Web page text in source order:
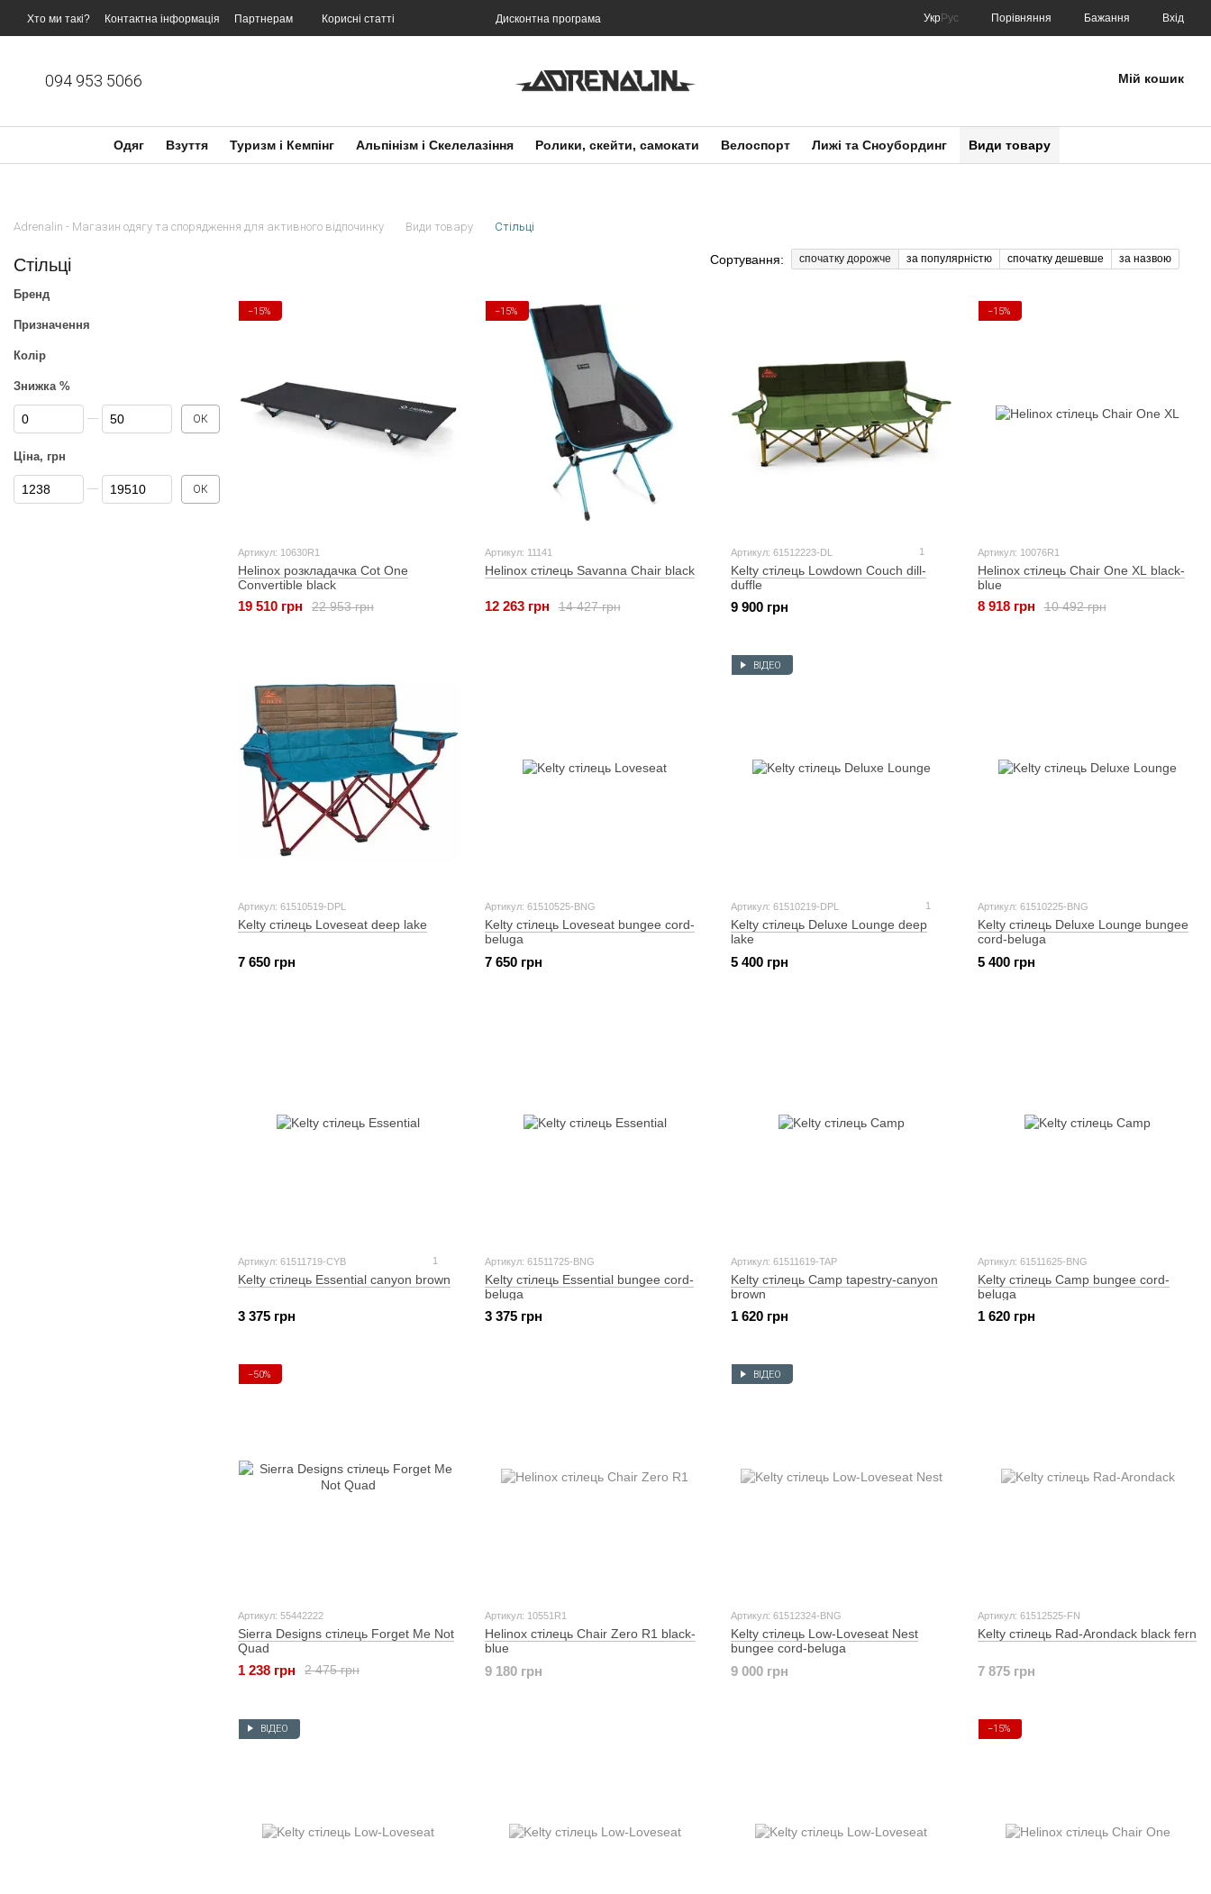
Перейти до основного контенту
Хто ми такі? Контактна інформація Партнерам Корисні статті Дисконтна програма УкрРус Порівняння Бажання Вхід
094 953 5066 Мій кошик
Одяг Взуття Туризм і Кемпінг Альпінізм і Скелелазіння Ролики, скейти, самокати Велоспорт Лижі та Сноубординг Види товару
Adrenalin - Магазин одягу та спорядження для активного відпочинку Види товару Стільці
Стільці Сортування: спочатку дорожче за популярністю спочатку дешевше за назвою
−15%
Артикул: 10630R1
Helinox розкладачка Cot One
Convertible black
22 953 грн
19 510 грн
−15%
Артикул: 11141
Helinox стілець Savanna Chair black
14 427 грн
12 263 грн
Артикул: 61512223-DL 1
Kelty стілець Lowdown Couch dill-
duffle
9 900 грн
−15%
Артикул: 10076R1
Helinox стілець Chair One XL black-
blue
10 492 грн
8 918 грн
Артикул: 61510519-DPL
Kelty стілець Loveseat deep lake
7 650 грн
Артикул: 61510525-BNG
Kelty стілець Loveseat bungee cord-
beluga
7 650 грн
ВІДЕО
Артикул: 61510219-DPL 1
Kelty стілець Deluxe Lounge deep
lake
5 400 грн
Артикул: 61510225-BNG
Kelty стілець Deluxe Lounge bungee
cord-beluga
5 400 грн
Артикул: 61511719-CYB 1
Kelty стілець Essential canyon brown
3 375 грн
Артикул: 61511725-BNG
Kelty стілець Essential bungee cord-
beluga
3 375 грн
Артикул: 61511619-TAP
Kelty стілець Camp tapestry-canyon
brown
1 620 грн
Артикул: 61511625-BNG
Kelty стілець Camp bungee cord-
beluga
1 620 грн
−50%
Артикул: 55442222
Sierra Designs стілець Forget Me Not
Quad
2 475 грн
1 238 грн
Артикул: 10551R1
Helinox стілець Chair Zero R1 black-
blue
9 180 грн
ВІДЕО
Артикул: 61512324-BNG
Kelty стілець Low-Loveseat Nest
bungee cord-beluga
9 000 грн
Артикул: 61512525-FN
Kelty стілець Rad-Arondack black fern
7 875 грн
ВІДЕО −15%
Бренд
Призначення
Колір
Знижка %
Від Знижка %
До Знижка % ОК
Ціна, грн
Від Ціна, грн
До Ціна, грн ОК